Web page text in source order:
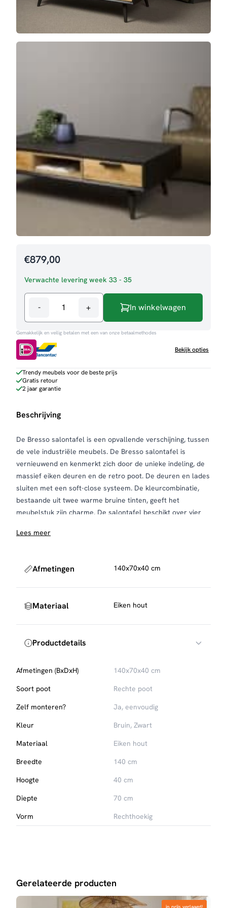
€879,00
Verwachte levering week 33 - 35
-
Salontafel
Bresso
aantal
+ In winkelwagen
Gemakkelijk en veilig betalen met een van onze betaalmethodes
Bekijk opties
Trendy meubels voor de beste prijs
Gratis retour
2 jaar garantie
Beschrijving
De Bresso salontafel is een opvallende verschijning, tussen
de vele industriële meubels. De Bresso salontafel is
vernieuwend en kenmerkt zich door de unieke indeling, de
massief eiken deuren en de retro poot. De deuren en lades
sluiten met een soft-close systeem. De kleurcombinatie,
bestaande uit twee warme bruine tinten, geeft het
meubelstuk zijn charme. De salontafel beschikt over vier
overige meubels uit onze collectie Bresso!
Lees meer
Afmetingen 140x70x40 cm
Materiaal Eiken hout
Productdetails
Afmetingen (BxDxH)
140x70x40 cm
Soort poot
Rechte poot
Zelf monteren?
Ja, eenvoudig
Kleur
Bruin, Zwart
Materiaal
Eiken hout
Breedte
140 cm
Hoogte
40 cm
Diepte
70 cm
Vorm
Rechthoekig
Gerelateerde producten
in prijs verlaagd!
in prijs verlaagd!